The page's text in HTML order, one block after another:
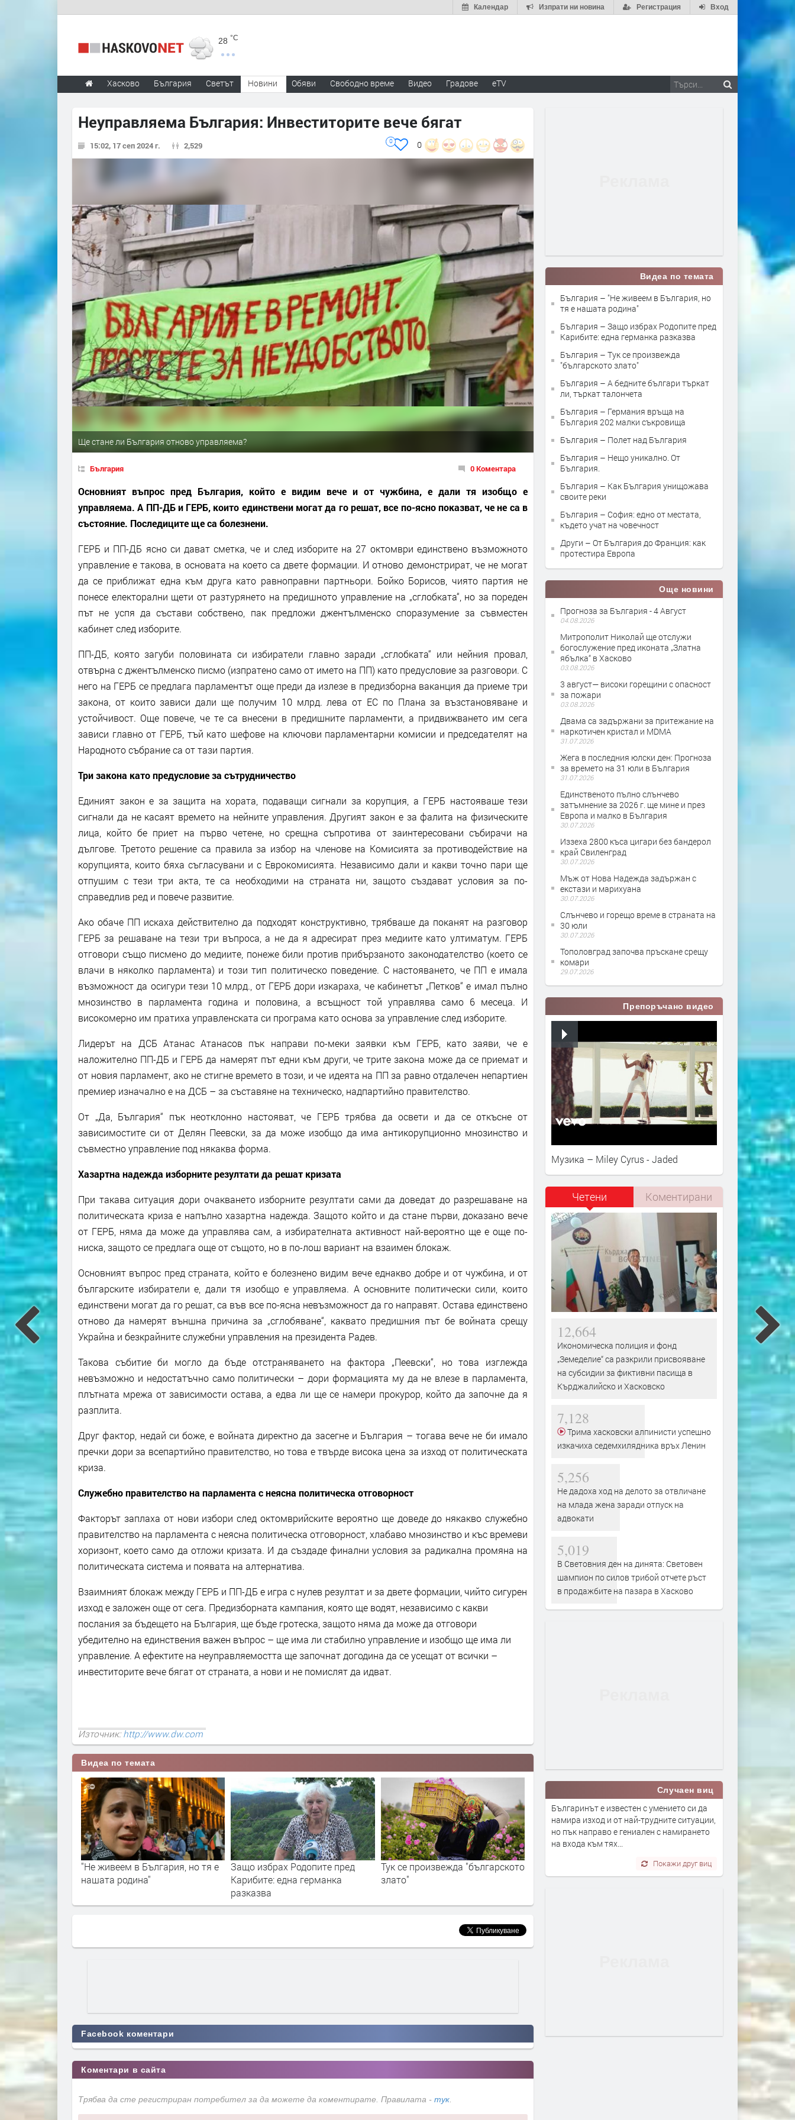
Вход
Регистрация
Изпрати ни новина
Календар
28 °C
Хасково България Светът Новини Обяви Свободно време Видео Градове eTV
Неуправляема България: Инвеститорите вече бягат
15:02, 17 сеп 2024 г. 2,529 0
0
Ще стане ли България отново управляема?
България 0 Коментара
Основният въпрос пред България, който е видим вече и от чужбина, е дали тя изобщо е
управляема. А ПП-ДБ и ГЕРБ, които единствени могат да го решат, все по-ясно показват, че не са в
състояние. Последиците ще са болезнени.
ГЕРБ и ПП-ДБ ясно си дават сметка, че и след изборите на 27 октомври единствено възможното
управление е такова, в основата на което са двете формации. И отново демонстрират, че не могат
да се приближат една към друга като равноправни партньори. Бойко Борисов, чиято партия не
понесе електорални щети от разтурянето на предишното управление на „сглобката“, но за пореден
път не успя да състави собствено, пак предложи джентълменско споразумение за съвместен
кабинет след изборите.
ПП-ДБ, която загуби половината си избиратели главно заради „сглобката“ или нейния провал,
отвърна с джентълменско писмо (изпратено само от името на ПП) като предусловие за разговори. С
него на ГЕРБ се предлага парламентът още преди да излезе в предизборна ваканция да приеме три
закона, от които зависи дали ще получим 10 млрд. лева от ЕС по Плана за възстановяване и
устойчивост. Още повече, че те са внесени в предишните парламенти, а придвижването им сега
зависи главно от ГЕРБ, тъй като шефове на ключови парламентарни комисии и председателят на
Народното събрание са от тази партия.
Три закона като предусловие за сътрудничество
Единият закон е за защита на хората, подаващи сигнали за корупция, а ГЕРБ настояваше тези
сигнали да не касаят времето на нейните управления. Другият закон е за фалита на физическите
лица, който бе приет на първо четене, но срещна съпротива от заинтересовани събирачи на
дългове. Третото решение са правила за избор на членове на Комисията за противодействие на
корупцията, които бяха съгласувани и с Еврокомисията. Независимо дали и какви точно пари ще
отпушим с тези три акта, те са необходими на страната ни, защото създават условия за по-
справедлив ред и повече развитие.
Ако обаче ПП искаха действително да подходят конструктивно, трябваше да поканят на разговор
ГЕРБ за решаване на тези три въпроса, а не да я адресират през медиите като ултиматум. ГЕРБ
отговори също писмено до медиите, понеже били против прибързаното законодателство (което се
влачи в няколко парламента) и този тип политическо поведение. С настояването, че ПП е имала
възможност да осигури тези 10 млрд., от ГЕРБ дори изкараха, че кабинетът „Петков“ е имал пълно
мнозинство в парламента година и половина, а всъщност той управлява само 6 месеца. И
високомерно им пратиха управленската си програма като основа за управление след изборите.
Лидерът на ДСБ Атанас Атанасов пък направи по-меки заявки към ГЕРБ, като заяви, че е
наложително ПП-ДБ и ГЕРБ да намерят път едни към други, че трите закона може да се приемат и
от новия парламент, ако не стигне времето в този, и че идеята на ПП за равно отдалечен непартиен
премиер изначално е на ДСБ – за съставяне на техническо, надпартийно правителство.
От „Да, България“ пък неотклонно настояват, че ГЕРБ трябва да освети и да се откъсне от
зависимостите си от Делян Пеевски, за да може изобщо да има антикорупционно мнозинство и
съвместно управление под някаква форма.
Хазартна надежда изборните резултати да решат кризата
При такава ситуация дори очакването изборните резултати сами да доведат до разрешаване на
политическата криза е напълно хазартна надежда. Защото който и да стане първи, доказано вече
от ГЕРБ, няма да може да управлява сам, а избирателната активност най-вероятно ще е още по-
ниска, защото се предлага още от същото, но в по-лош вариант на взаимен блокаж.
Основният въпрос пред страната, който е болезнено видим вече еднакво добре и от чужбина, и от
българските избиратели е, дали тя изобщо е управляема. А основните политически сили, които
единствени могат да го решат, са във все по-ясна невъзможност да го направят. Остава единствено
отново да намерят външна причина за „сглобяване“, каквато предишния път бе войната срещу
Украйна и безкрайните служебни управления на президента Радев.
Такова събитие би могло да бъде отстраняването на фактора „Пеевски“, но това изглежда
невъзможно и недостатъчно само политически – дори формацията му да не влезе в парламента,
плътната мрежа от зависимости остава, а едва ли ще се намери прокурор, който да започне да я
разплита.
Друг фактор, недай си боже, е войната директно да засегне и България – тогава вече не би имало
пречки дори за всепартийно правителство, но това е твърде висока цена за изход от политическата
криза.
Служебно правителство на парламента с неясна политическа отговорност
Факторът заплаха от нови избори след октомврийските вероятно ще доведе до някакво служебно
правителство на парламента с неясна политическа отговорност, хлабаво мнозинство и къс времеви
хоризонт, което само да отложи кризата. И да създаде финални условия за радикална промяна на
политическата система и появата на алтернатива.
Взаимният блокаж между ГЕРБ и ПП-ДБ е игра с нулев резултат и за двете формации, чийто сигурен
изход е заложен още от сега. Предизборната кампания, която ще водят, независимо с какви
послания за бъдещето на България, ще бъде гротеска, защото няма да може да отговори
убедително на единствения важен въпрос – ще има ли стабилно управление и изобщо ще има ли
управление. А ефектите на неуправляемостта ще започнат догодина да се усещат от всички –
инвеститорите вече бягат от страната, а нови и не помислят да идват.
Източник:http://www.dw.com
Видеа по темата
Защо избрах Родопите пред
Карибите: една германка
Тук се произвежда "българското
злато"
А бедните българи търкат ли,
търкат талончета
Германия връща на България
202 малки съкровища
Полет над България
Facebook коментари
Коментари в сайта
Трябва да сте регистриран потребител за да можете да коментирате. Правилата - тук.
Видеа по темата
България – "Не живеем в България, но
тя е нашата родина"
България – Защо избрах Родопите пред
Карибите: една германка разказва
България – Тук се произвежда
"българското злато"
България – А бедните българи търкат
ли, търкат талончета
България – Германия връща на
България 202 малки съкровища
България – Полет над България
България – Нещо уникално. От
България.
България – Как България унищожава
своите реки
България – София: едно от местата,
където учат на човечност
Други – От България до Франция: как
протестира Европа
Още новини
Прогноза за България - 4 Август
04.08.2026
Митрополит Николай ще отслужи
богослужение пред иконата „Златна
ябълка“ в Хасково
03.08.2026
3 август— високи горещини с опасност
за пожари
03.08.2026
Двама са задържани за притежание на
наркотичен кристал и MDMA
31.07.2026
Жега в последния юлски ден: Прогноза
за времето на 31 юли в България
31.07.2026
Единственото пълно слънчево
затъмнение за 2026 г. ще мине и през
Европа и малко в България
30.07.2026
Иззеха 2800 къса цигари без бандерол
край Свиленград
30.07.2026
Мъж от Нова Надежда задържан с
екстази и марихуана
30.07.2026
Слънчево и горещо време в страната на
30 юли
30.07.2026
Тополовград започва пръскане срещу
комари
29.07.2026
Препоръчано видео
Музика – Miley Cyrus - Jaded
Четени Коментирани
12,664
Икономическа полиция и фонд
„Земеделие“ са разкрили присвояване
на субсидии за фиктивни пасища в
Кърджалийско и Хасковско
7,128
Трима хасковски алпинисти успешно
изкачиха седемхилядника връх Ленин
5,256
Не дадоха ход на делото за отвличане
на млада жена заради отпуск на
адвокати
5,019
В Световния ден на динята: Световен
шампион по силов трибой отчете ръст
в продажбите на пазара в Хасково
Случаен виц
Българинът е известен с умението си да
намира изход и от най-трудните ситуации,
но пък направо е гениален с намирането
на входа към тях...
Покажи друг виц